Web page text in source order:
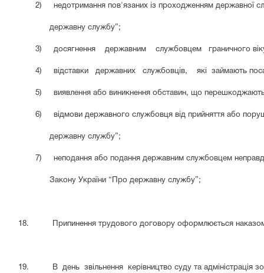
2) недотримання пов'язаних із проходженням державної
державну службу”;
3) досягнення державним службовцем граничного віку
4) відставки державних службовців, які займають
5) виявлення або виникнення обставин, що
6) відмови державного службовця від прийняття або
державну службу”;
7) неподання або подання державним службовцем
Закону України “Про державну службу”;
18. Припинення трудового договору оформлюється наказом
19. В день звільнення керівництво суду та адміністрація